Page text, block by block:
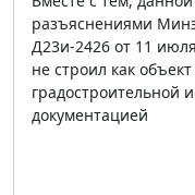
разъяснениями
Д23и-2426 от 11
не строил как
градостроительной
документацией